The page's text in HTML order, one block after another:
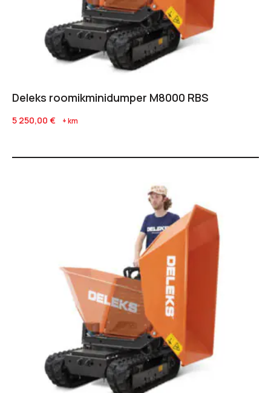
Deleks roomikminidumper M8000 RBS
5 250,00 € + km